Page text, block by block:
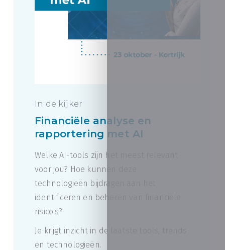
In de kijker
Financiële analyse en
rapportering met AI
Welke AI-tools zijn het meest relevant
voor jou? Hoe kunnen deze
technologieën bijdragen aan het
identificeren en beheren van financiële
risico's?
Je krijgt inzicht in de laatste tools, trends
en technologieën.